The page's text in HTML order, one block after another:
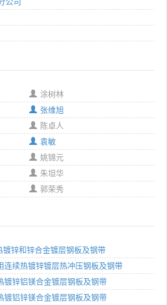
涂树林
张维旭
陈卓人
袁敏
姚锦元
朱坦华
郭荣秀
锌和锌合金镀层钢板及钢带
续热镀锌镀层热冲压钢板及钢带
锌铝镁合金镀层钢板及钢带
铝锌镁合金镀层钢板及钢带